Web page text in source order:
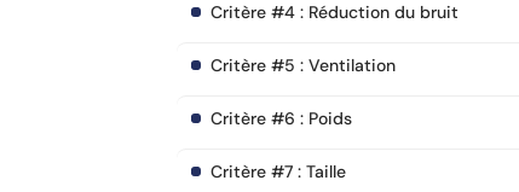
Critère #4 : Réduction du bruit
Critère #5 : Ventilation
Critère #6 : Poids
Critère #7 : Taille